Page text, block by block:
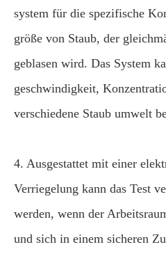
system für die spezifische
größe von Staub, der
geblasen wird. Das System
geschwindigkeit,
verschiedene Staub umwelt
4. Ausgestattet mit einer
Verriegelung kann das Test
werden, wenn der
und sich in einem sicheren